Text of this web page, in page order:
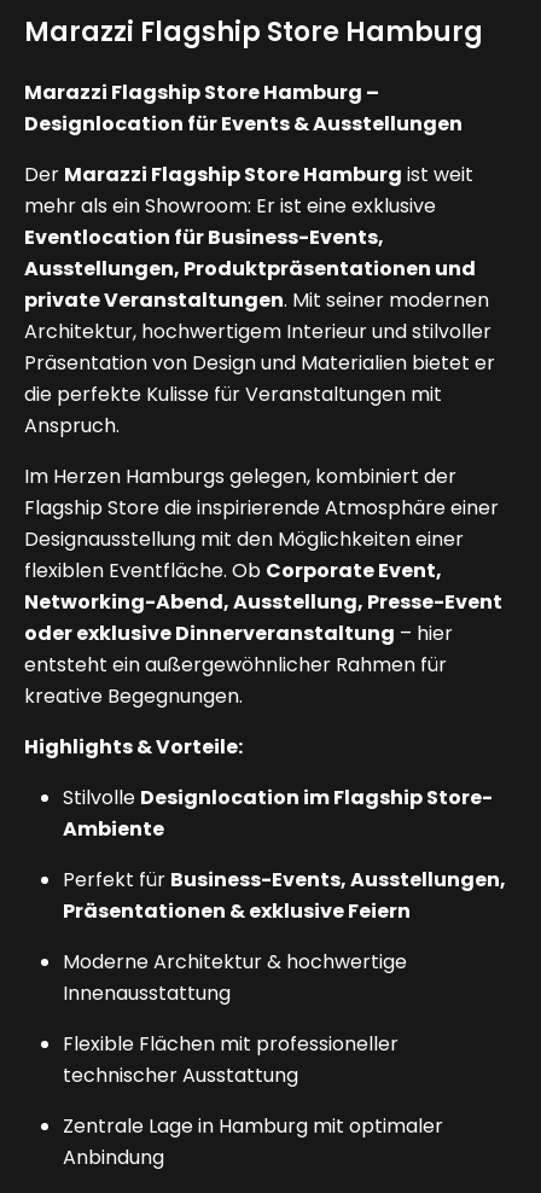
Marazzi Flagship Store Hamburg
Marazzi Flagship Store Hamburg –
Designlocation für Events & Ausstellungen
Der Marazzi Flagship Store Hamburg ist weit
mehr als ein Showroom: Er ist eine exklusive
Eventlocation für Business-Events,
Ausstellungen, Produktpräsentationen und
private Veranstaltungen. Mit seiner modernen
Architektur, hochwertigem Interieur und stilvoller
Präsentation von Design und Materialien bietet er
die perfekte Kulisse für Veranstaltungen mit
Anspruch.
Im Herzen Hamburgs gelegen, kombiniert der
Flagship Store die inspirierende Atmosphäre einer
Designausstellung mit den Möglichkeiten einer
flexiblen Eventfläche. Ob Corporate Event,
Networking-Abend, Ausstellung, Presse-Event
oder exklusive Dinnerveranstaltung – hier
entsteht ein außergewöhnlicher Rahmen für
kreative Begegnungen.
Highlights & Vorteile:
Stilvolle Designlocation im Flagship Store-
Ambiente
Perfekt für Business-Events, Ausstellungen,
Präsentationen & exklusive Feiern
Moderne Architektur & hochwertige
Innenausstattung
Flexible Flächen mit professioneller
technischer Ausstattung
Zentrale Lage in Hamburg mit optimaler
Anbindung